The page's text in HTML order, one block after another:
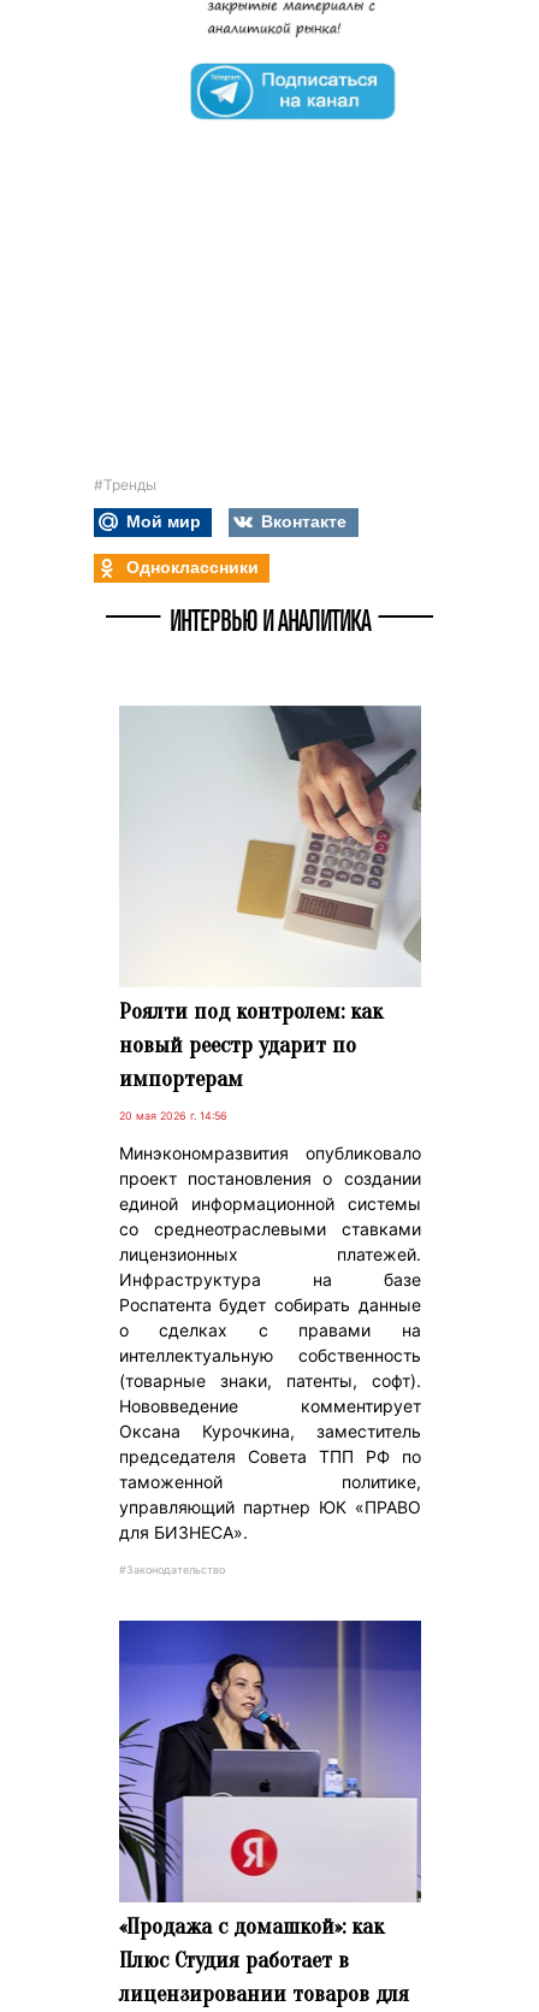
#Тренды
Мой мир
Вконтакте
Одноклассники
ИНТЕРВЬЮ И АНАЛИТИКА
Роялти под контролем: как
новый реестр ударит по
импортерам
20 мая 2026 г. 14:56
Минэкономразвития опубликовало
проект постановления о создании
единой информационной системы
со среднеотраслевыми ставками
лицензионных платежей.
Инфраструктура на базе
Роспатента будет собирать данные
о сделках с правами на
интеллектуальную собственность
(товарные знаки, патенты, софт).
Нововведение комментирует
Оксана Курочкина, заместитель
председателя Совета ТПП РФ по
таможенной политике,
управляющий партнер ЮК «ПРАВО
для БИЗНЕСА».
#Законодательство
«Продажа с домашкой»: как
Плюс Студия работает в
лицензировании товаров для